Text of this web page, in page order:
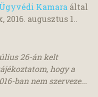
Kamara által
2016. augusztus 1..
26-án kelt
hogy a
ban nem szerveze...